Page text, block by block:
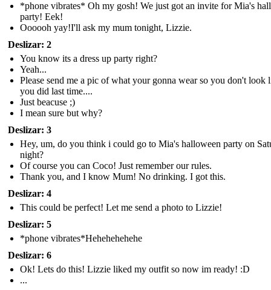
*phone vibrates* Oh my gosh! We just got an invite for Mia's
party! Eek!
Oooooh yay!I'll ask my mum tonight, Lizzie.
Deslizar: 2
You know its a dress up party right?
Yeah...
Please send me a pic of what your gonna wear so you don't look
you did last time....
Just beacuse ;)
I mean sure but why?
Deslizar: 3
Hey, um, do you think i could go to Mia's halloween party on
night?
Of course you can Coco! Just remember our rules.
Thank you, and I know Mum! No drinking. I got this.
Deslizar: 4
This could be perfect! Let me send a photo to Lizzie!
Deslizar: 5
*phone vibrates*Hehehehehehe
Deslizar: 6
Ok! Lets do this! Lizzie liked my outfit so now im ready! :D
...